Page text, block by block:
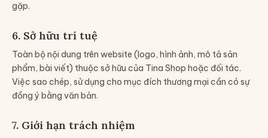
gặp.
6. Sở hữu trí tuệ
Toàn bộ nội dung trên website (logo, hình ảnh, mô tả sản
phẩm, bài viết) thuộc sở hữu của Tina Shop hoặc đối tác.
Việc sao chép, sử dụng cho mục đích thương mại cần có sự
đồng ý bằng văn bản.
7. Giới hạn trách nhiệm